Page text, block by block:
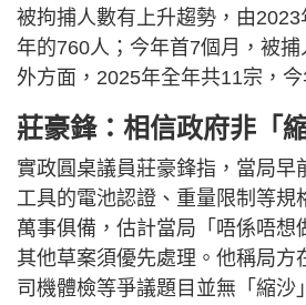
被拘捕人數有上升趨勢，由
年的760人；今年首7個月，被
外方面，2025年全年共11宗，
莊豪鋒：相信政府非「縮
實政圓桌議員莊豪鋒指，當局早
工具的電池認證、重量限制等規
萬事俱備，估計當局「唔係唔想
其他草案須優先處理。他稱局方
司機體檢等爭議題目並無「縮沙